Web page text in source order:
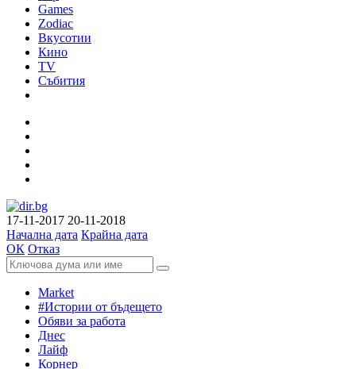
Games
Zodiac
Вкусотии
Кино
TV
Събития
17-11-2017 20-11-2018
Начална дата Крайна дата
ОК Отказ
Market
#Истории от бъдещето
Обяви за работа
Днес
Лайф
Корнер